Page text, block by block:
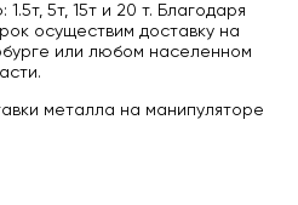
5т, 15т и 20 т. Благодаря
осуществим доставку на
или любом населенном
металла на манипуляторе